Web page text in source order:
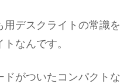
デスクライトの常識を
なんです。
ドがついたコンパクトな